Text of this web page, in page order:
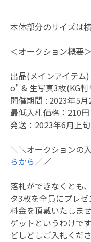
本体部分のサイズは
＜オークション概要＞
出品(メインアイテ
o" & 生写真3枚(KG判
開催期間 : 2023年5
最低入札価格：210
発送：2023年6月上旬
＼＼オークションの
らから／／
落札ができなくとも
タ3枚を全員にプレ
料金を頂戴いたしま
ゲットというわけです
どしどしご入札くだ